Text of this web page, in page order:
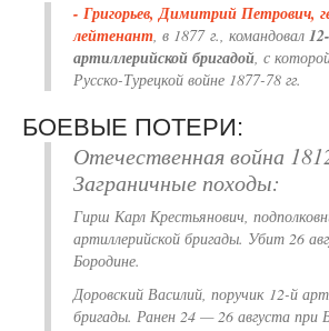
- Григорьев, Димитрий Петрович,
лейтенант , в 1877 г., командовал
артиллерийской бригадой , с
Русско-Турецкой войне 1877-78 гг.
БОЕВЫЕ ПОТЕРИ:
Отечественная война
Заграничные походы:
Гирш Карл Крестьянович,
артиллерийской бригады. Убит 26
Бородине.
Доровский Василий, поручик 12-й
бригады. Ранен 24 — 26 августа при